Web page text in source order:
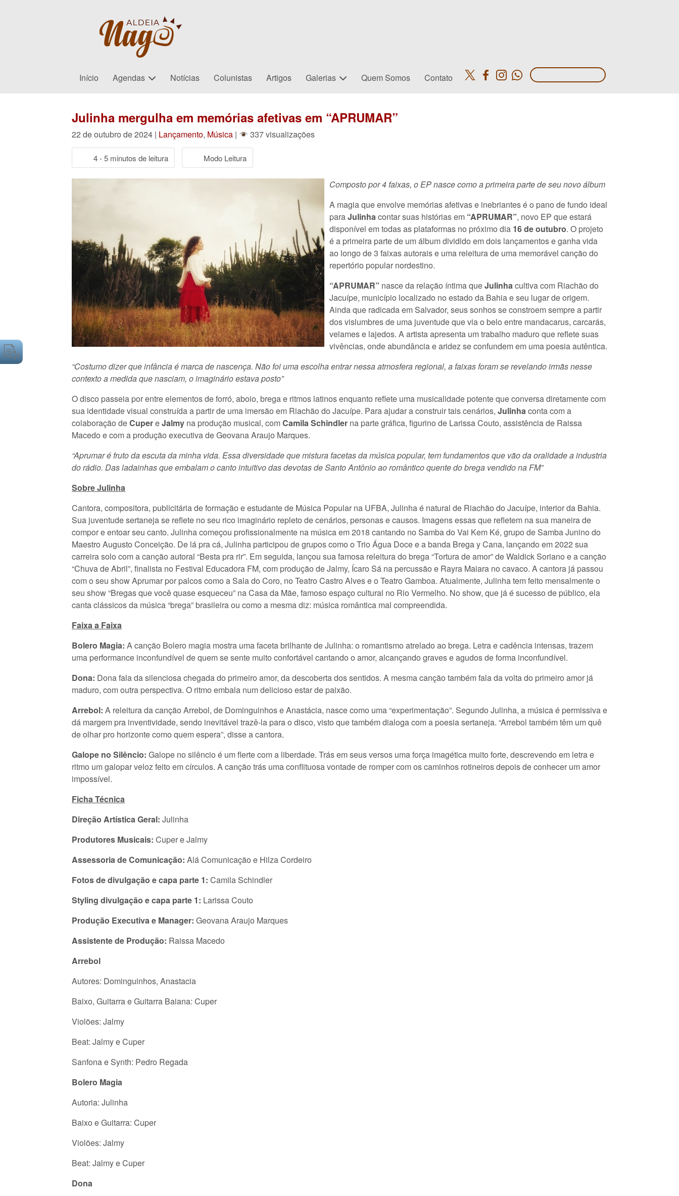
Início Agendas Notícias Colunistas Artigos Galerias Quem Somos Contato
Julinha mergulha em memórias afetivas em “APRUMAR”
22 de outubro de 2024 | Lançamento, Música | 337 visualizações
4 - 5 minutos de leitura Modo Leitura
Composto por 4 faixas, o EP nasce como a primeira parte de seu novo álbum
A magia que envolve memórias afetivas e inebriantes é o pano de fundo ideal
paraJulinhacontar suas histórias em “APRUMAR”, novo EP que estará
disponível em todas as plataformas no próximo dia 16 de outubro. O projeto
é a primeira parte de um álbum dividido em dois lançamentos e ganha vida
ao longo de 3 faixas autorais e uma releitura de uma memorável canção do
repertório popular nordestino.
“APRUMAR” nasce da relação íntima queJulinhacultiva com Riachão do
Jacuípe, município localizado no estado da Bahia e seu lugar de origem.
Ainda que radicada em Salvador, seus sonhos se constroem sempre a partir
dos vislumbres de uma juventude que via o belo entre mandacarus, carcarás,
velames e lajedos. A artista apresenta um trabalho maduro que reflete suas
vivências, onde abundância e aridez se confundem em uma poesia autêntica.
“Costumo dizer que infância é marca de nascença. Não foi uma escolha entrar nessa atmosfera regional, a faixas foram se revelando irmãs nesse
contexto a medida que nasciam, o imaginário estava posto”
O disco passeia por entre elementos de forró, aboio, brega e ritmos latinos enquanto reflete uma musicalidade potente que conversa diretamente com
sua identidade visual construída a partir de uma imersão em Riachão do Jacuípe. Para ajudar a construir tais cenários, Julinhaconta com a
colaboração deCupereJalmy na produção musical, comCamila Schindler na parte gráfica, figurino de Larissa Couto, assistência de Raissa
Macedo e com a produção executiva de Geovana Araujo Marques.
“Aprumar é fruto da escuta da minha vida. Essa diversidade que mistura facetas da música popular, tem fundamentos que vão da oralidade a industria
do rádio. Das ladainhas que embalam o canto intuitivo das devotas de Santo Antônio ao romântico quente do brega vendido na FM”
Sobre Julinha
Cantora, compositora, publicitária de formação e estudante de Música Popular na UFBA, Julinha é natural de Riachão do Jacuípe, interior da Bahia.
Sua juventude sertaneja se reflete no seu rico imaginário repleto de cenários, personas e causos. Imagens essas que refletem na sua maneira de
compor e entoar seu canto. Julinha começou profissionalmente na música em 2018 cantando no Samba do Vai Kem Ké, grupo de Samba Junino do
Maestro Augusto Conceição. De lá pra cá, Julinha participou de grupos como o Trio Água Doce e a banda Brega y Cana, lançando em 2022 sua
carreira solo com a canção autoral “Besta pra rir”. Em seguida, lançou sua famosa releitura do brega “Tortura de amor” de Waldick Soriano e a canção
“Chuva de Abril”, finalista no Festival Educadora FM, com produção de Jalmy, Ícaro Sá na percussão e Rayra Maiara no cavaco. A cantora já passou
com o seu show Aprumar por palcos como a Sala do Coro, no Teatro Castro Alves e o Teatro Gamboa. Atualmente, Julinha tem feito mensalmente o
seu show “Bregas que você quase esqueceu” na Casa da Mãe, famoso espaço cultural no Rio Vermelho. No show, que já é sucesso de público, ela
canta clássicos da música “brega” brasileira ou como a mesma diz: música romântica mal compreendida.
Faixa a Faixa
Bolero Magia: A canção Bolero magia mostra uma faceta brilhante de Julinha: o romantismo atrelado ao brega. Letra e cadência intensas, trazem
uma performance inconfundível de quem se sente muito confortável cantando o amor, alcançando graves e agudos de forma inconfundível.
Dona: Dona fala da silenciosa chegada do primeiro amor, da descoberta dos sentidos. A mesma canção também fala da volta do primeiro amor já
maduro, com outra perspectiva. O ritmo embala num delicioso estar de paixão.
Arrebol: A releitura da canção Arrebol, de Dominguinhos e Anastácia, nasce como uma “experimentação”. Segundo Julinha, a música é permissiva e
dá margem pra inventividade, sendo inevitável trazê-la para o disco, visto que também dialoga com a poesia sertaneja. “Arrebol também têm um quê
de olhar pro horizonte como quem espera”, disse a cantora.
Galope no Silêncio: Galope no silêncio é um flerte com a liberdade. Trás em seus versos uma força imagética muito forte, descrevendo em letra e
ritmo um galopar veloz feito em círculos. A canção trás uma conflituosa vontade de romper com os caminhos rotineiros depois de conhecer um amor
impossível.
Ficha Técnica
Direção Artística Geral: Julinha
Produtores Musicais: Cuper e Jalmy
Assessoria de Comunicação: Alá Comunicação e Hilza Cordeiro
Fotos de divulgação e capa parte 1: Camila Schindler
Styling divulgação e capa parte 1: Larissa Couto
Produção Executiva e Manager: Geovana Araujo Marques
Assistente de Produção: Raissa Macedo
Arrebol
Autores: Dominguinhos, Anastacia
Baixo, Guitarra e Guitarra Baiana: Cuper
Violões: Jalmy
Beat: Jalmy e Cuper
Sanfona e Synth: Pedro Regada
Bolero Magia
Autoria: Julinha
Baixo e Guitarra: Cuper
Violões: Jalmy
Beat: Jalmy e Cuper
Dona